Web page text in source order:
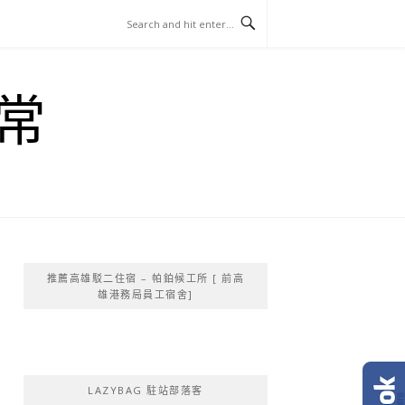
推薦高雄駁二住宿 – 帕鉑候工所 [ 前高
雄港務局員工宿舍]
LAZYBAG 駐站部落客